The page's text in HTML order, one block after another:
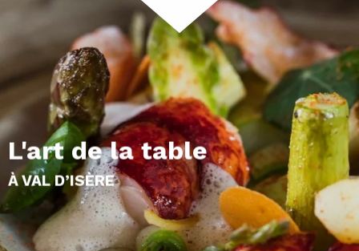
L'art de la table
À VAL D’ISÈRE